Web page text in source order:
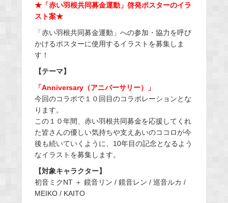
★「赤い羽根共同募金運動」啓発ポスターのイラ
スト案★
「赤い羽根共同募金運動」への参加・協力を呼び
かけるポスターに使用するイラストを募集しま
す！
【テーマ】
「Anniversary（アニバーサリー）」
今回のコラボで１０回目のコラボレーションとな
ります。
この１０年間、赤い羽根共同募金を応援してくれ
た皆さんの優しい気持ちや支えあいのココロが今
後も続いていくように、10年目の記念となるよう
なイラストを募集します。
【対象キャラクター】
初音ミクNT ＋ 鏡音リン / 鏡音レン / 巡音ルカ /
MEIKO / KAITO